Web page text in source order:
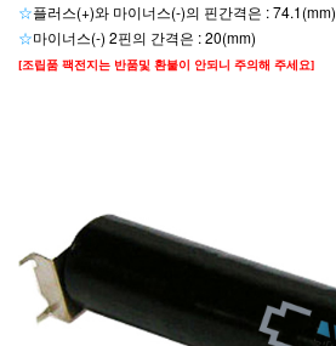
☆플러스(+)와 마이너스(-)의 핀간격은 : 74.1(mm)
☆마이너스(-) 2핀의 간격은 : 20(mm)
[조립품 팩전지는 반품및 환불이 안되니 주의해 주세요]